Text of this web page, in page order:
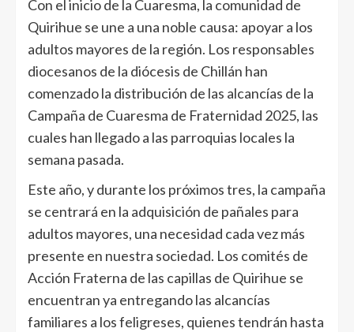
Con el inicio de la Cuaresma, la comunidad de
Quirihue se une a una noble causa: apoyar a los
adultos mayores de la región. Los responsables
diocesanos de la diócesis de Chillán han
comenzado la distribución de las alcancías de la
Campaña de Cuaresma de Fraternidad 2025, las
cuales han llegado a las parroquias locales la
semana pasada.
Este año, y durante los próximos tres, la campaña
se centrará en la adquisición de pañales para
adultos mayores, una necesidad cada vez más
presente en nuestra sociedad. Los comités de
Acción Fraterna de las capillas de Quirihue se
encuentran ya entregando las alcancías
familiares a los feligreses, quienes tendrán hasta